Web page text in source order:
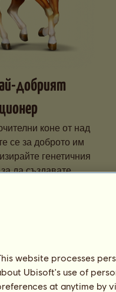
добрият
коне от над
се за доброто им
генетичния
да създавате
шампиони.
website processes
Ubisoft's use of
at anytime by